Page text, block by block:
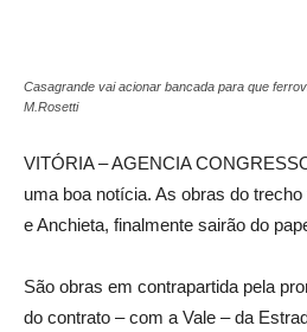
Casagrande vai acionar bancada para que
M.Rosetti
VITÓRIA – AGENCIA
uma boa notícia. As obras do
e Anchieta, finalmente sairão do
São obras em contrapartida pela
do contrato – com a Vale – da